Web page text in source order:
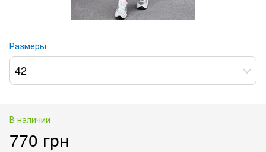
Размеры
42
В наличии
770 грн